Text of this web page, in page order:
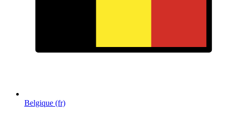
Belgique (fr)